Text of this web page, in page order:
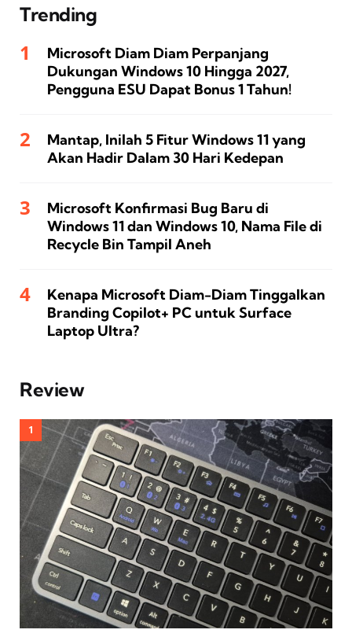
Trending
Microsoft Diam Diam Perpanjang
Dukungan Windows 10 Hingga 2027,
Pengguna ESU Dapat Bonus 1 Tahun!
Mantap, Inilah 5 Fitur Windows 11 yang
Akan Hadir Dalam 30 Hari Kedepan
Microsoft Konfirmasi Bug Baru di
Windows 11 dan Windows 10, Nama File di
Recycle Bin Tampil Aneh
Kenapa Microsoft Diam-Diam Tinggalkan
Branding Copilot+ PC untuk Surface
Laptop Ultra?
Review